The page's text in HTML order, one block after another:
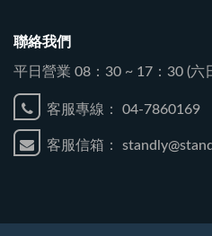
聯絡我們
平日營業 08：30 ~ 17：30 (六
客服專線： 04-7860169
客服信箱：